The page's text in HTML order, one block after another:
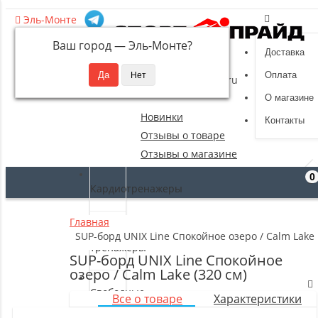
Доставка
Оплата
О магазине
Контакты
Эль-Монте
Ваш город —Эль-Монте?
8 (495) 532-94-39
sportpride@yandex.ru
Новинки
Отзывы о товаре
Отзывы о магазине
Кардиотренажеры
Силовые
тренажеры
Свободные
веса
0
Главная
SUP-борд UNIX Line Спокойное озеро / Calm Lake
SUP-борд UNIX Line Спокойное
озеро / Calm Lake (320 см)
Все о товаре Характеристики